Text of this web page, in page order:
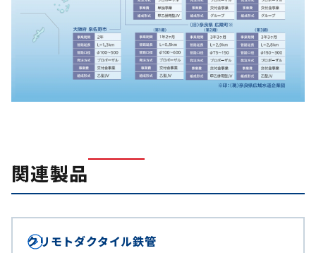
関連製品
クリモトダクタイル鉄管